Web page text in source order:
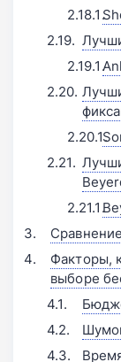
Факторы,
выборе